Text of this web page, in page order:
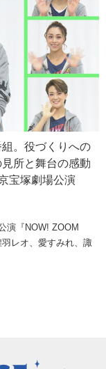
。役づくりへの
所と舞台の感動
宝塚劇場公演
演『NOW! ZOOM
レオ、愛すみれ、諏